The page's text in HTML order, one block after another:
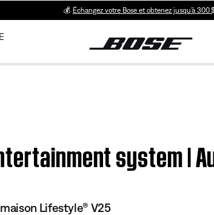
💰 Échangez votre Bose et obtenez jusqu’à 300
system |
Lifestyle® V25